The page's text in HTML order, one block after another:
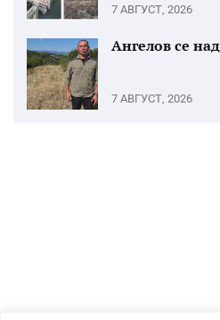
7 АВГУСТ, 2026
Ангелов се
7 АВГУСТ, 2026